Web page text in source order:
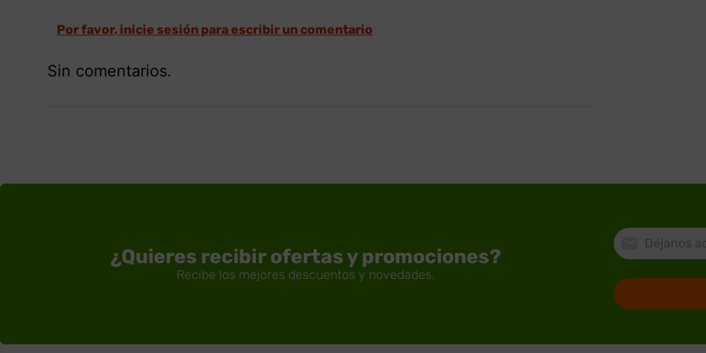
Por favor, inicie sesión para escribir un comentario
Sin comentarios.
¿Quieres recibir ofertas y promociones?